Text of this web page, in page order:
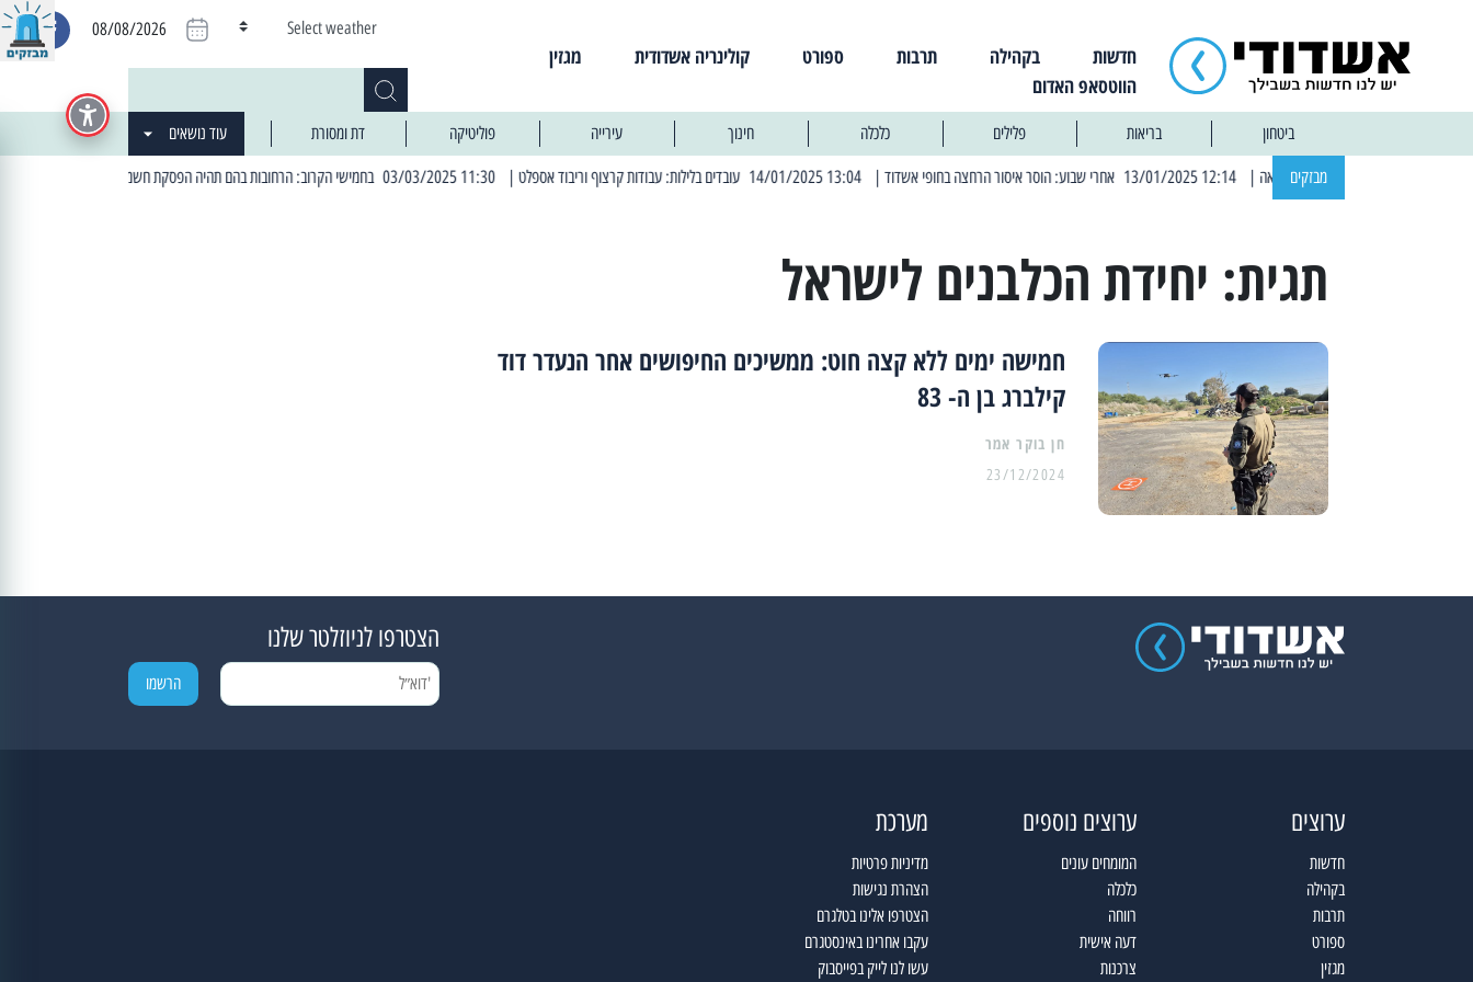
חדשות בקהילה תרבות ספורט קולינריה אשדודית
מגזין
הווטסאפ האדום
Select weather
08/08/2026
ביטחון בריאות פלילים כלכלה חינוך עירייה פוליטיקה דת ומסורת עוד נושאים
מבזקים | 12:14 13/01/2025 אחרי שבוע: הוסר איסור הרחצה בחופי אשדוד | 13:04 14/01/2025 עובדים בלילות: עבודות קרצוף וריבוד אספלט | 11:30 03/03/2025 בחמישי הקרוב: הרחובות בהם תהיה הפסקת חשמל יזומה
תגית: יחידת הכלבנים לישראל
חמישה ימים ללא קצה חוט: ממשיכים החיפושים אחר הנעדר דוד
קילברג בן ה- 83
23/12/2024
הצטרפו לניוזלטר שלנו
ערוצים
חדשות
בקהילה
תרבות
ספורט
מגזין
ערוצים נוספים
המומחים עונים
כלכלה
רווחה
דעה אישית
צרכנות
מערכת
מדיניות פרטיות
הצהרת נגישות
הצטרפו אלינו בטלגרם
עקבו אחרינו באינסטגרם
עשו לנו לייק בפייסבוק